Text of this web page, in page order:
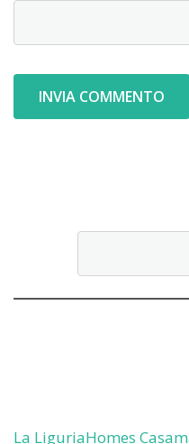
La LiguriaHomes